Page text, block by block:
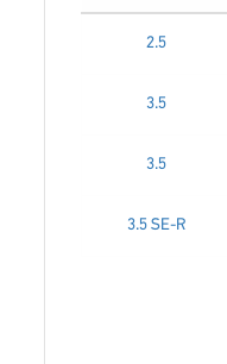
2.5
3.5
3.5
3.5 SE-R